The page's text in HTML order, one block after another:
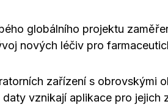
globálního projektu
nových léčiv pro
zařízení s obrovskými
vznikají aplikace pro jejich